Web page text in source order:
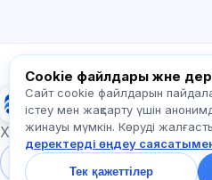
Exalify
Халықаралық тіл емтихандарына
Жүйеге кіру
Тіркеу
Cookie файлдары және
Сайт cookie файлдарын
істеу мен жақсарту үшін
жинауы мүмкін. Көруді
деректерді өңдеу
Тек қажеттілер